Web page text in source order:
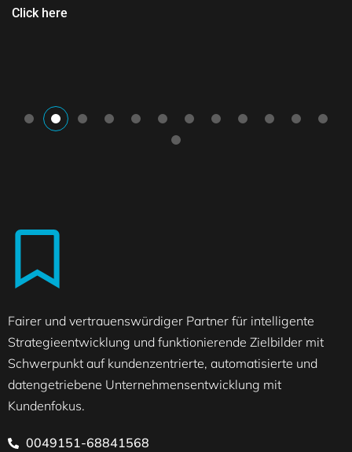
Click here
Fairer und vertrauenswürdiger Partner für intelligente
Strategieentwicklung und funktionierende Zielbilder mit
Schwerpunkt auf kundenzentrierte, automatisierte und
datengetriebene Unternehmensentwicklung mit
Kundenfokus.
0049151-68841568